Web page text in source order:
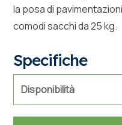
la posa di
comodi sacchi da 25 kg.
Specifiche
Disponibilità